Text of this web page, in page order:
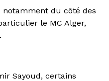
du côté des
le MC Alger,
Sayoud, certains